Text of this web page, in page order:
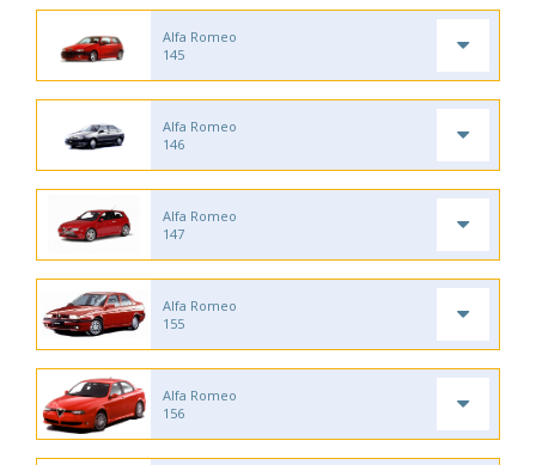
Alfa Romeo
145
Alfa Romeo
146
Alfa Romeo
147
Alfa Romeo
155
Alfa Romeo
156